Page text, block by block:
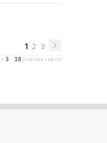
1 2 3
z3 -38 položiek celkom